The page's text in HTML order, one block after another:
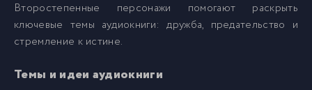
Второстепенные персонажи помогают раскрыть
ключевые темы аудиокниги: дружба, предательство и
стремление к истине.
Темы и идеи аудиокниги